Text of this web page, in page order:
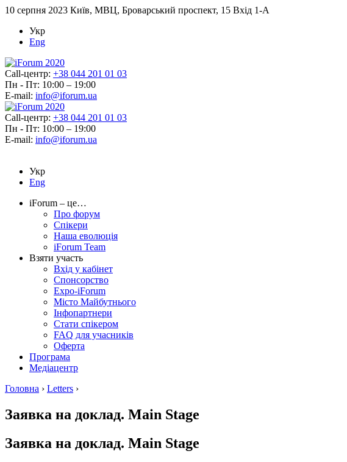
10 серпня 2023 Київ, МВЦ, Броварський проспект, 15 Вхід 1-А
Укр
Eng
Call-центр: +38 044 201 01 03
Пн - Пт: 10:00 – 19:00
E-mail: info@iforum.ua
Call-центр: +38 044 201 01 03
Пн - Пт: 10:00 – 19:00
E-mail: info@iforum.ua
Укр
Eng
iForum – це…
Про форум
Спікери
Наша еволюція
iForum Team
Взяти участь
Вхід у кабінет
Спонсорство
Expo-iForum
Місто Майбутнього
Інфопартнери
Стати спікером
FAQ для учасників
Оферта
Програма
Медіацентр
Головна › Letters ›
Заявка на доклад. Main Stage
Заявка на доклад. Main Stage